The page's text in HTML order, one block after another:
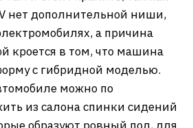
нет дополнительной ниши,
а причина
кроется в том, что машина
с гибридной моделью.
можно по
из салона спинки сидений
образуют ровный пол, для